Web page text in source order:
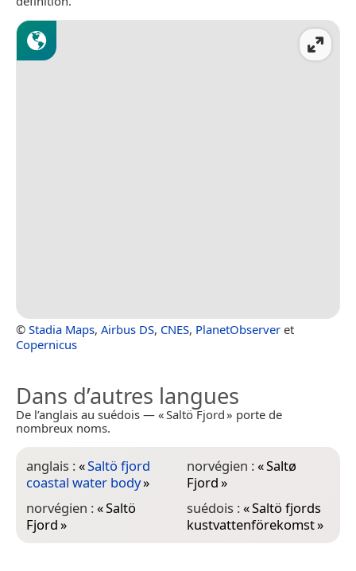
© Stadia Maps, Airbus DS, CNES, PlanetObserver et
Copernicus
Dans d’autres langues
De l’anglais au suédois — « Saltö Fjord » porte de
nombreux noms.
anglais :«Saltö fjord
coastal water body»
norvégien :«Saltö
Fjord»
norvégien :«Saltø
Fjord»
suédois :«Saltö fjords
kustvattenförekomst»